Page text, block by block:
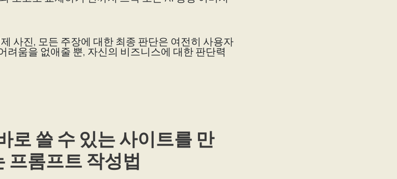
사진, 모든 주장에 대한 최종 판단은 여전히 사용자
려움을 없애줄 뿐, 자신의 비즈니스에 대한 판단력
로 쓸 수 있는 사이트를 만
프롬프트 작성법